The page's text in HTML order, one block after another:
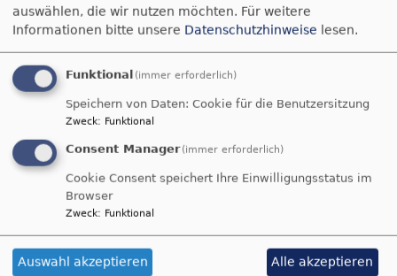
Gemeindeboten.
Pfarramt
Hauptamtliche
Haus
Sprengel
Jauchze, du Tochter Zion! Frohlocke, Israel!
Freue dich und sei fröhlich von ganzem
HERR hat deine Strafe weggenommen.
Zefanja 3,14-15
auswählen, die wir nutzen möchten. Für weitere
Informationen bitte unsere Datenschutzhinweise lesen.
Funktional (immer erforderlich)
Speichern von Daten: Cookie für die Benutzersitzung
Zweck: Funktional
Consent Manager (immer erforderlich)
Cookie Consent speichert Ihre Einwilligungsstatus im
Browser
Zweck: Funktional
Auswahl akzeptieren Alle akzeptieren